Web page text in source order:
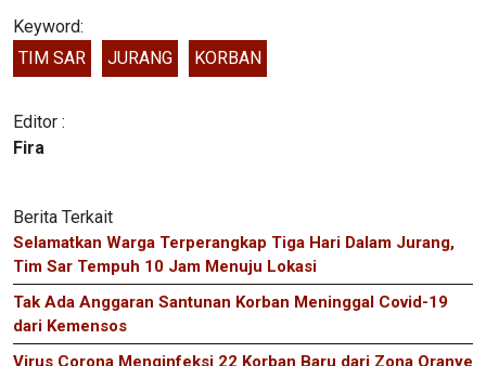
Keyword:
TIM SAR
JURANG KORBAN
Editor :
Fira
Berita Terkait
Selamatkan Warga Terperangkap Tiga Hari Dalam Jurang,
Tim Sar Tempuh 10 Jam Menuju Lokasi
Tak Ada Anggaran Santunan Korban Meninggal Covid-19
dari Kemensos